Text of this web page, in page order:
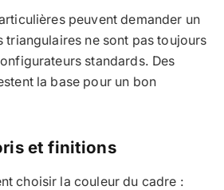
peuvent demander un
triangulaires ne sont pas toujours
standards. Des
la base pour un bon
et finitions
choisir la couleur du cadre :